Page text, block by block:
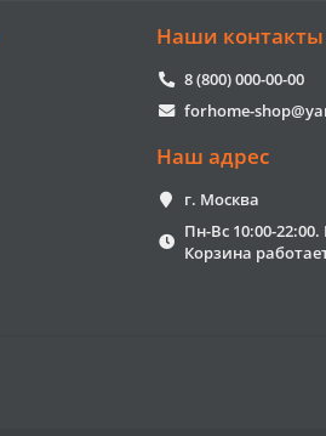
Наши контакты
8 (800) 000-00-00
forhome-
Наш адрес
г. Москва
Пн-Вс 10:00-
Корзина